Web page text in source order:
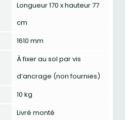
Longueur 170 x hauteur 77
cm
1610 mm
À fixer au sol par vis
d’ancrage (non fournies)
10 kg
Livré monté